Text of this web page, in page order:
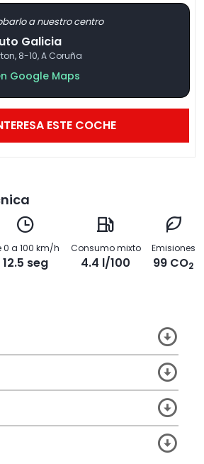
a nuestro centro
Galicia
8-10, A Coruña
Google Maps
ESTE COCHE
0 a 100 km/h
12.5 seg
Consumo mixto
4.4 l/100
Emisiones
99 CO2